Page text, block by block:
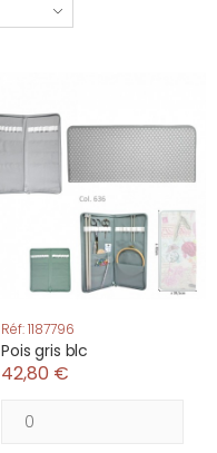
Réf: 1187796
Pois gris blc
42,80 €